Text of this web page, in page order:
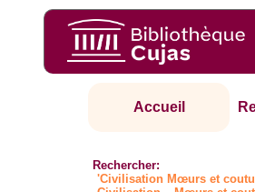
Accueil
Rechercher:
'Civilisation Mœurs et